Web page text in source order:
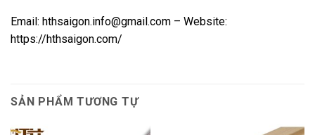
Email: hthsaigon.info@gmail.com – Website:
https://hthsaigon.com/
SẢN PHẨM TƯƠNG TỰ